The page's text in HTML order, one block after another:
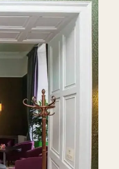
hoteles
de
las